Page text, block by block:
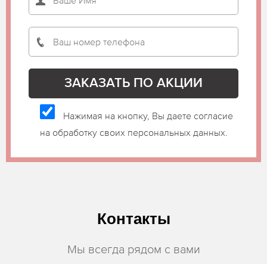
Нажимая на кнопку, Вы даете согласие
на обработку своих персональных данных.
Контакты
Мы всегда рядом с вами